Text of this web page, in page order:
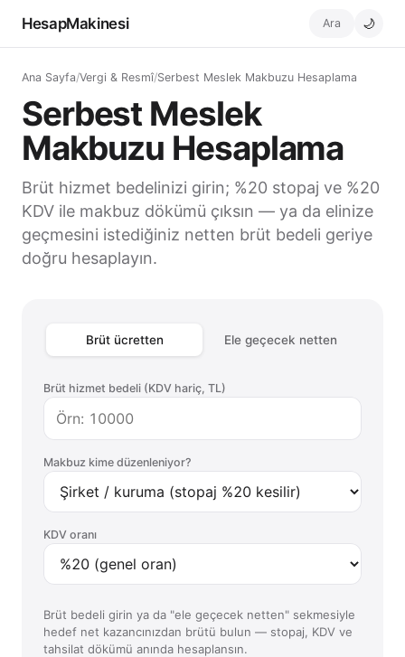
HesapMakinesi Ara 🌙
Ana Sayfa/Vergi & Resmî/Serbest Meslek Makbuzu Hesaplama
Serbest Meslek
Makbuzu Hesaplama
Brüt hizmet bedelinizi girin; %20 stopaj ve %20
KDV ile makbuz dökümü çıksın — ya da elinize
geçmesini istediğiniz netten brüt bedeli geriye
doğru hesaplayın.
Brüt ücretten Ele geçecek netten
Brüt hizmet bedeli (KDV hariç, TL)
Makbuz kime düzenleniyor?
KDV oranı
Brüt bedeli girin ya da "ele geçecek netten" sekmesiyle
hedef net kazancınızdan brütü bulun — stopaj, KDV ve
tahsilat dökümü anında hesaplansın.